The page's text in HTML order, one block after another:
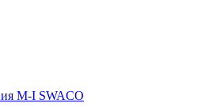
M-I SWACO